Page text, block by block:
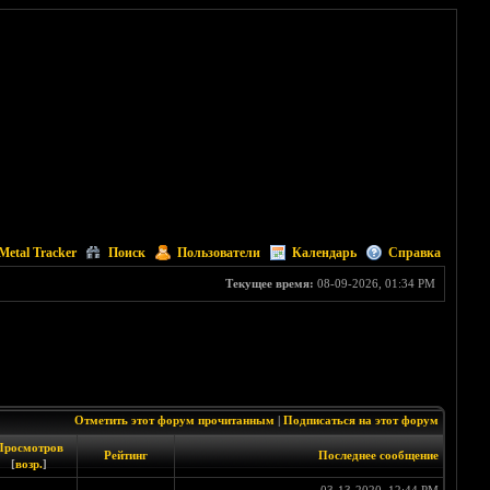
Tracker Поиск Пользователи Календарь Справка
Текущее время: 08-09-2026, 01:34 PM
Отметить этот форум прочитанным | Подписаться на этот форум
[возр.]
Рейтинг Последнее сообщение